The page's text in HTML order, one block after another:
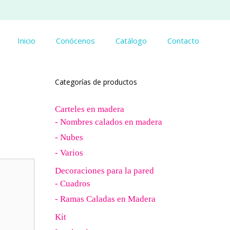
Inicio Conócenos Catálogo Contacto
Categorías de productos
Carteles en madera
- Nombres calados en madera
- Nubes
- Varios
Decoraciones para la pared
- Cuadros
- Ramas Caladas en Madera
Kit